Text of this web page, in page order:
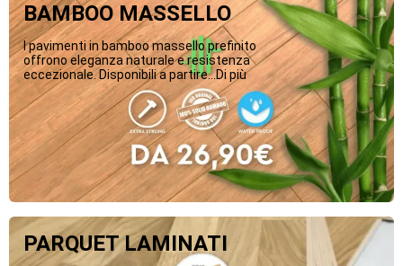
BAMBOO MASSELLO
I pavimenti in bamboo massello prefinito
offrono eleganza naturale e resistenza
eccezionale. Disponibili a partire...Di più
PARQUET LAMINATI